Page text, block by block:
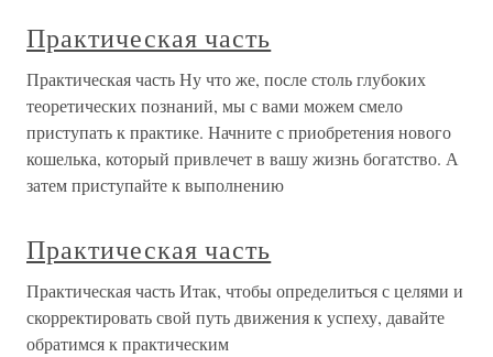
Практическая часть
Практическая часть Ну что же, после столь глубоких
теоретических познаний, мы с вами можем смело
приступать к практике. Начните с приобретения нового
кошелька, который привлечет в вашу жизнь богатство. А
затем приступайте к выполнению
Практическая часть
Практическая часть Итак, чтобы определиться с целями и
скорректировать свой путь движения к успеху, давайте
обратимся к практическим